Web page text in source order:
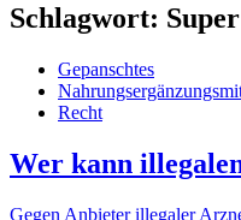
Schlagwort:
Gepanschtes
Recht
Wer kann
Gegen Anbieter illegaler